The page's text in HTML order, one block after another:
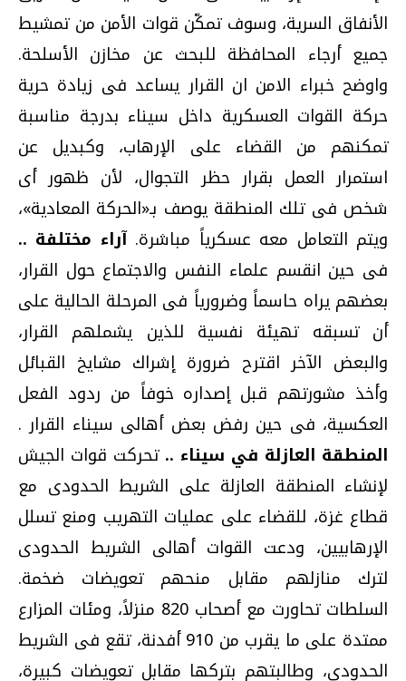
الأنفاق السرية، وسوف تمكّن قوات الأمن من تمشيط
جميع أرجاء المحافظة للبحث عن مخازن الأسلحة.
واوضح خبراء الامن ان القرار يساعد فى زيادة حرية
حركة القوات العسكرية داخل سيناء بدرجة مناسبة
تمكنهم من القضاء على الإرهاب، وكبديل عن
استمرار العمل بقرار حظر التجوال، لأن ظهور أى
شخص فى تلك المنطقة يوصف بـ«الحركة المعادية»،
ويتم التعامل معه عسكرياً مباشرة.آراء مختلفة ..
فى حين انقسم علماء النفس والاجتماع حول القرار،
بعضهم يراه حاسماً وضرورياً فى المرحلة الحالية على
أن تسبقه تهيئة نفسية للذين يشملهم القرار،
والبعض الآخر اقترح ضرورة إشراك مشايخ القبائل
وأخذ مشورتهم قبل إصداره خوفاً من ردود الفعل
العكسية، فى حين رفض بعض أهالى سيناء القرار .
المنطقة العازلة في سيناء .. تحركت قوات الجيش
لإنشاء المنطقة العازلة على الشريط الحدودى مع
قطاع غزة، للقضاء على عمليات التهريب ومنع تسلل
الإرهابيين، ودعت القوات أهالى الشريط الحدودى
لترك منازلهم مقابل منحهم تعويضات ضخمة.
السلطات تحاورت مع أصحاب 820 منزلاً، ومئات المزارع
ممتدة على ما يقرب من 910 أفدنة، تقع فى الشريط
الحدودى، وطالبتهم بتركها مقابل تعويضات كبيرة،